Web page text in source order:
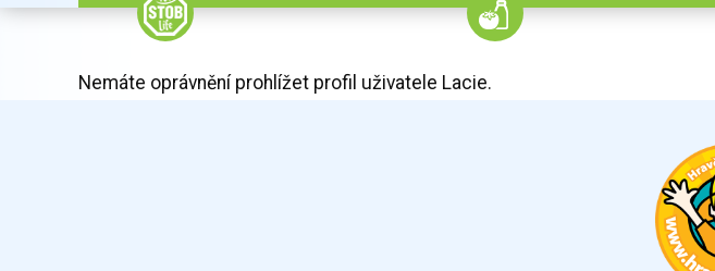
Nemáte oprávnění prohlížet profil uživatele Lacie.